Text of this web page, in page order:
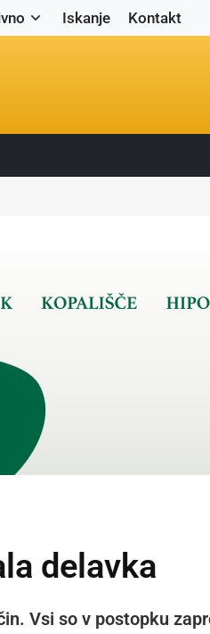
Iskanje Kontakt
delavka
Vsi so v postopku